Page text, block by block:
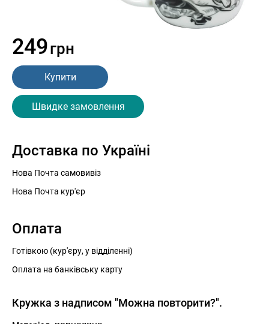
249грн
Купити
Швидке замовлення
Доставка по Україні
Нова Почта самовивіз
Нова Почта кур'єр
Оплата
Готівкою (кур'єру, у відділенні)
Оплата на банківську карту
Кружка з надписом "Можна повторити?".